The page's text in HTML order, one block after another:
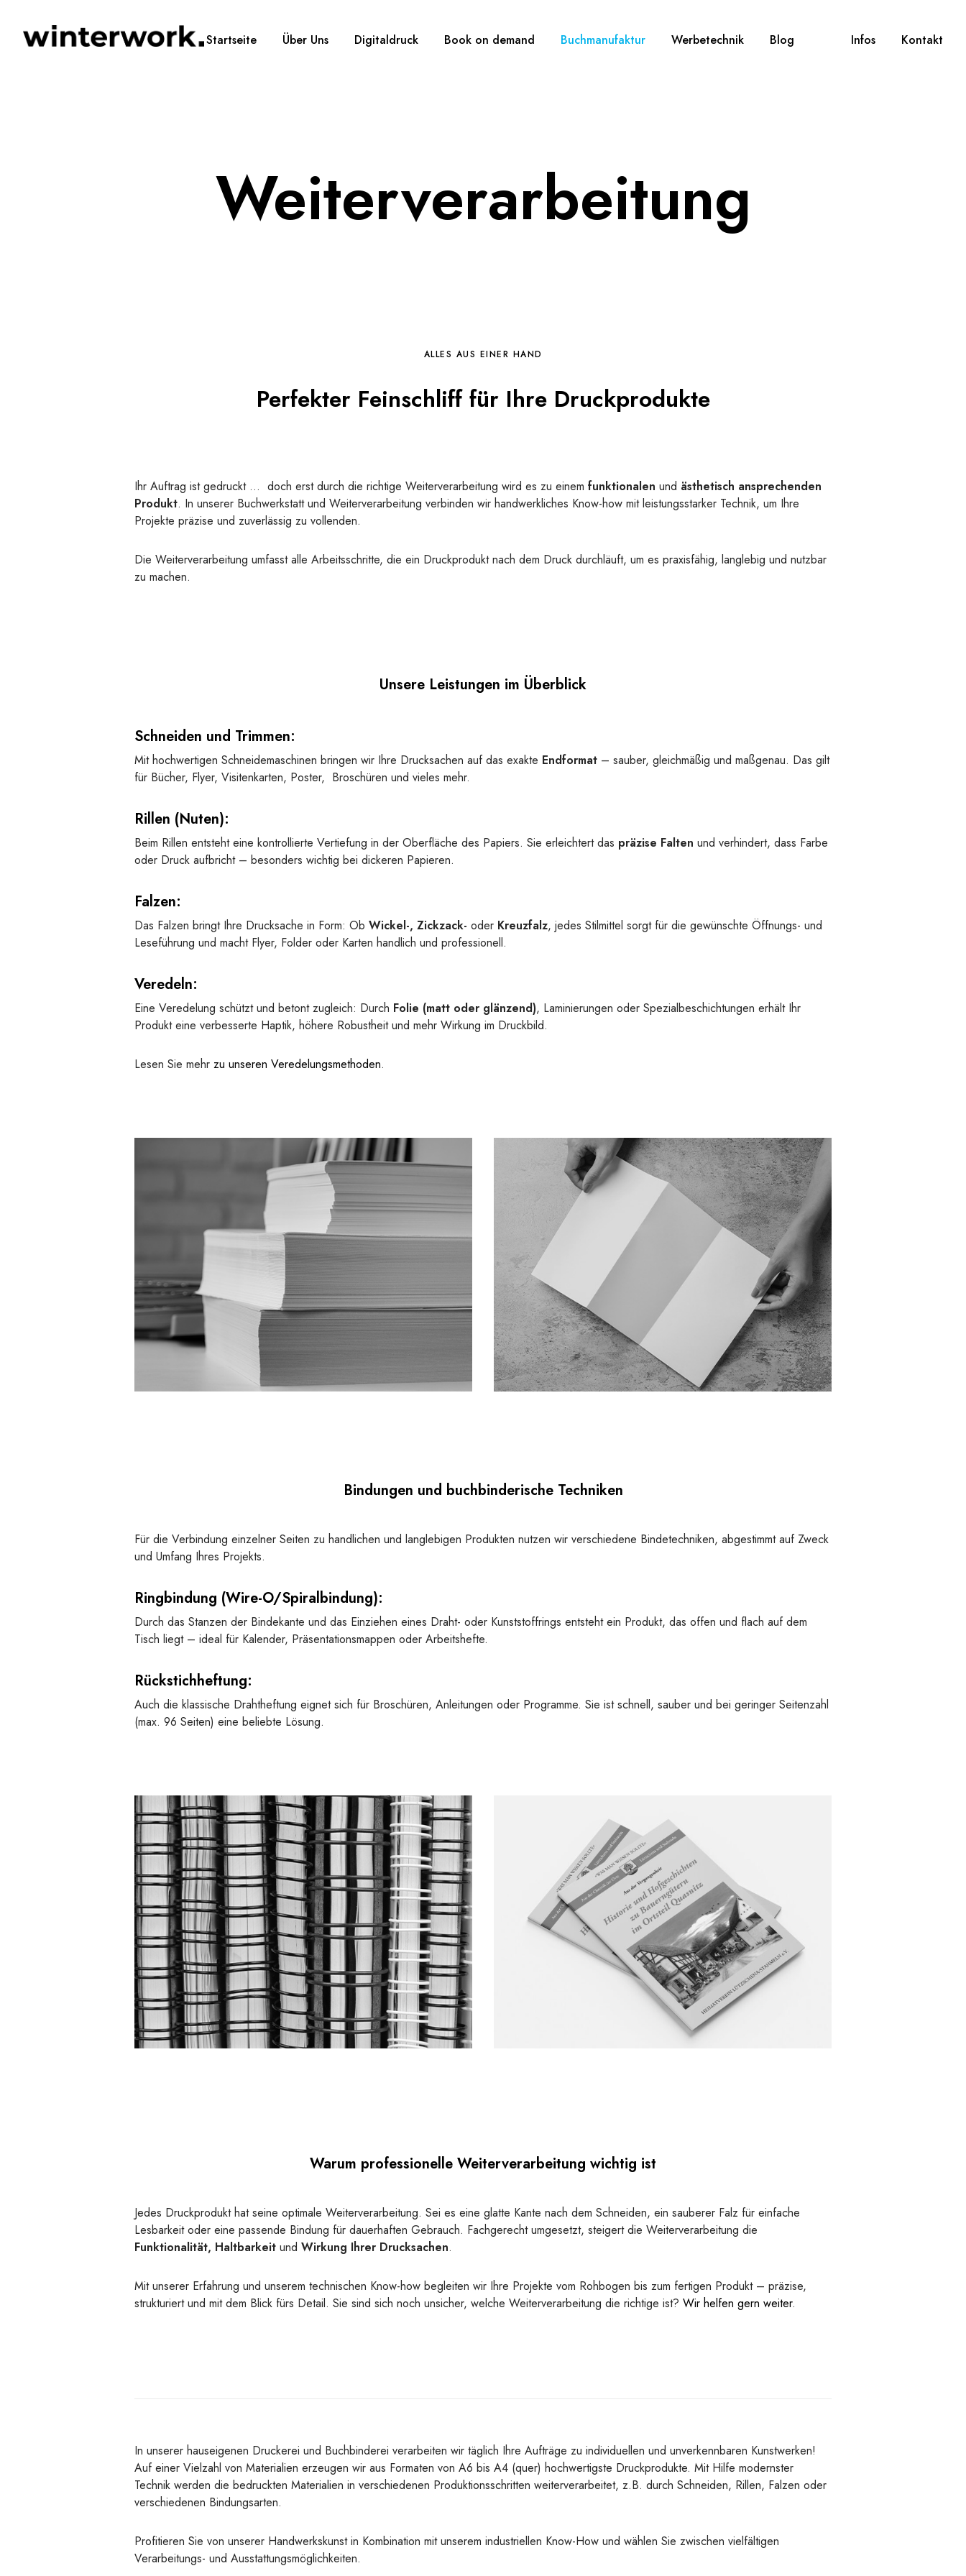
Startseite Über Uns Digitaldruck Book on demand Buchmanufaktur Werbetechnik Blog Infos Kontakt
Weiterverarbeitung
ALLES AUS EINER HAND
Perfekter Feinschliff für Ihre Druckprodukte
Ihr Auftrag ist gedruckt … doch erst durch die richtige Weiterverarbeitung wird es zu einem funktionalen und ästhetisch ansprechenden
Produkt. In unserer Buchwerkstatt und Weiterverarbeitung verbinden wir handwerkliches Know-how mit leistungsstarker Technik, um Ihre
Projekte präzise und zuverlässig zu vollenden.
Die Weiterverarbeitung umfasst alle Arbeitsschritte, die ein Druckprodukt nach dem Druck durchläuft, um es praxisfähig, langlebig und nutzbar
zu machen.
Unsere Leistungen im Überblick
Schneiden und Trimmen:
Mit hochwertigen Schneidemaschinen bringen wir Ihre Drucksachen auf das exakte Endformat – sauber, gleichmäßig und maßgenau. Das gilt
für Bücher, Flyer, Visitenkarten, Poster, Broschüren und vieles mehr.
Rillen (Nuten):
Beim Rillen entsteht eine kontrollierte Vertiefung in der Oberfläche des Papiers. Sie erleichtert das präzise Falten und verhindert, dass Farbe
oder Druck aufbricht – besonders wichtig bei dickeren Papieren.
Falzen:
Das Falzen bringt Ihre Drucksache in Form: Ob Wickel-, Zickzack- oder Kreuzfalz, jedes Stilmittel sorgt für die gewünschte Öffnungs- und
Leseführung und macht Flyer, Folder oder Karten handlich und professionell.
Veredeln:
Eine Veredelung schützt und betont zugleich: Durch Folie (matt oder glänzend), Laminierungen oder Spezialbeschichtungen erhält Ihr
Produkt eine verbesserte Haptik, höhere Robustheit und mehr Wirkung im Druckbild.
Lesen Sie mehr zu unseren Veredelungsmethoden.
Bindungen und buchbinderische Techniken
Für die Verbindung einzelner Seiten zu handlichen und langlebigen Produkten nutzen wir verschiedene Bindetechniken, abgestimmt auf Zweck
und Umfang Ihres Projekts.
Ringbindung (Wire-O/Spiralbindung):
Durch das Stanzen der Bindekante und das Einziehen eines Draht- oder Kunststoffrings entsteht ein Produkt, das offen und flach auf dem
Tisch liegt – ideal für Kalender, Präsentationsmappen oder Arbeitshefte.
Rückstichheftung:
Auch die klassische Drahtheftung eignet sich für Broschüren, Anleitungen oder Programme. Sie ist schnell, sauber und bei geringer Seitenzahl
(max. 96 Seiten) eine beliebte Lösung.
Warum professionelle Weiterverarbeitung wichtig ist
Jedes Druckprodukt hat seine optimale Weiterverarbeitung. Sei es eine glatte Kante nach dem Schneiden, ein sauberer Falz für einfache
Lesbarkeit oder eine passende Bindung für dauerhaften Gebrauch. Fachgerecht umgesetzt, steigert die Weiterverarbeitung die
Funktionalität, Haltbarkeit und Wirkung Ihrer Drucksachen.
Mit unserer Erfahrung und unserem technischen Know-how begleiten wir Ihre Projekte vom Rohbogen bis zum fertigen Produkt – präzise,
strukturiert und mit dem Blick fürs Detail. Sie sind sich noch unsicher, welche Weiterverarbeitung die richtige ist? Wir helfen gern weiter.
In unserer hauseigenen Druckerei und Buchbinderei verarbeiten wir täglich Ihre Aufträge zu individuellen und unverkennbaren Kunstwerken!
Auf einer Vielzahl von Materialien erzeugen wir aus Formaten von A6 bis A4 (quer) hochwertigste Druckprodukte. Mit Hilfe modernster
Technik werden die bedruckten Materialien in verschiedenen Produktionsschritten weiterverarbeitet, z.B. durch Schneiden, Rillen, Falzen oder
verschiedenen Bindungsarten.
Profitieren Sie von unserer Handwerkskunst in Kombination mit unserem industriellen Know-How und wählen Sie zwischen vielfältigen
Verarbeitungs- und Ausstattungsmöglichkeiten.